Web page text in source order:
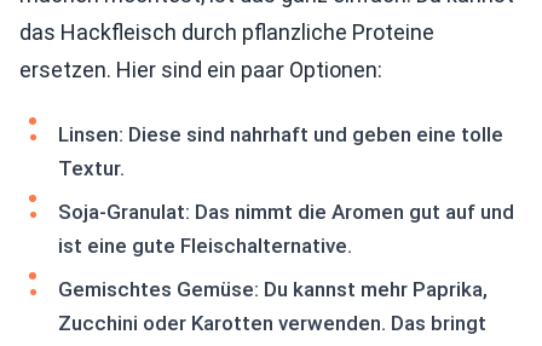
das Hackfleisch durch pflanzliche Proteine
ersetzen. Hier sind ein paar Optionen:
Linsen: Diese sind nahrhaft und geben eine tolle
Textur.
Soja-Granulat: Das nimmt die Aromen gut auf und
ist eine gute Fleischalternative.
Gemischtes Gemüse: Du kannst mehr Paprika,
Zucchini oder Karotten verwenden. Das bringt